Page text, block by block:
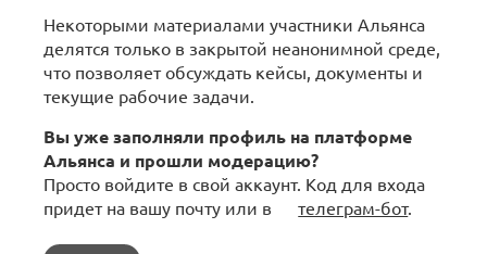
Некоторыми материалами участники Альянса
делятся только в закрытой неанонимной среде,
что позволяет обсуждать кейсы, документы и
текущие рабочие задачи.
Вы уже заполняли профиль на платформе
Альянса и прошли модерацию?
Просто войдите в свой аккаунт. Код для входа
придет на вашу почту или в
телеграм-бот.